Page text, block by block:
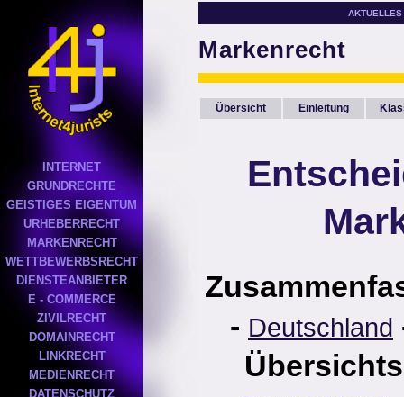
INTERNET
GRUNDRECHTE
GEISTIGES EIGENTUM
URHEBERRECHT
MARKENRECHT
WETTBEWERBSRECHT
DIENSTEANBIETER
E - COMMERCE
ZIVILRECHT
DOMAINRECHT
LINKRECHT
MEDIENRECHT
DATENSCHUTZ
AKTUELLES
Markenrecht
Übersicht Einleitung
- Deutschland